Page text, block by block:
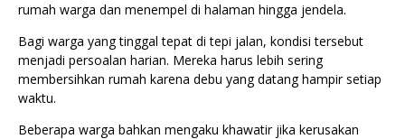
rumah warga dan menempel di halaman hingga jendela.
Bagi warga yang tinggal tepat di tepi jalan, kondisi tersebut
menjadi persoalan harian. Mereka harus lebih sering
membersihkan rumah karena debu yang datang hampir setiap
waktu.
Beberapa warga bahkan mengaku khawatir jika kerusakan